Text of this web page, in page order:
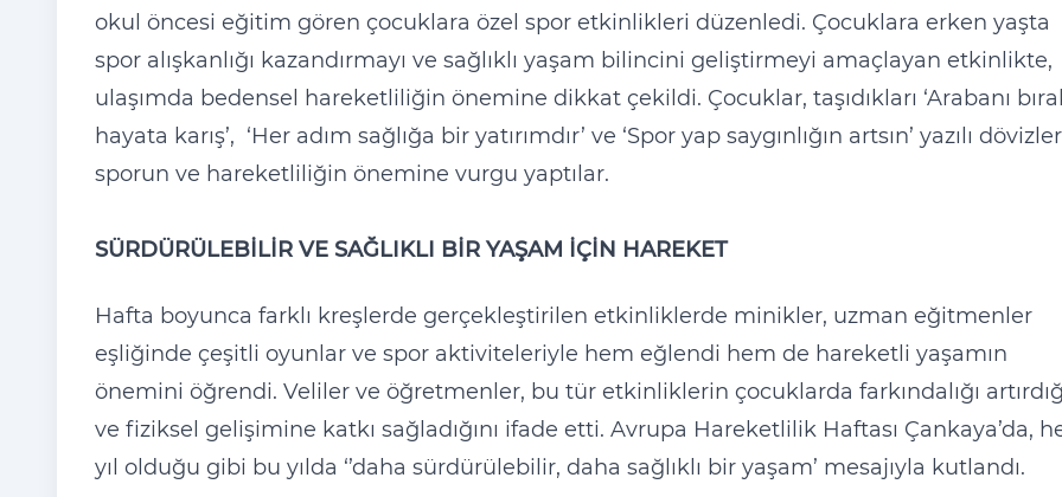
okul öncesi eğitim gören çocuklara özel spor etkinlikleri düzenledi. Çocuklara erken yaşta
spor alışkanlığı kazandırmayı ve sağlıklı yaşam bilincini geliştirmeyi amaçlayan etkinlikte,
ulaşımda bedensel hareketliliğin önemine dikkat çekildi. Çocuklar, taşıdıkları ‘Arabanı
hayata karış’, ‘Her adım sağlığa bir yatırımdır’ ve ‘Spor yap saygınlığın artsın’ yazılı
sporun ve hareketliliğin önemine vurgu yaptılar.
SÜRDÜRÜLEBİLİR VE SAĞLIKLI BİR YAŞAM İÇİN HAREKET
Hafta boyunca farklı kreşlerde gerçekleştirilen etkinliklerde minikler, uzman eğitmenler
eşliğinde çeşitli oyunlar ve spor aktiviteleriyle hem eğlendi hem de hareketli yaşamın
önemini öğrendi. Veliler ve öğretmenler, bu tür etkinliklerin çocuklarda farkındalığı
ve fiziksel gelişimine katkı sağladığını ifade etti. Avrupa Hareketlilik Haftası Çankaya’da,
yıl olduğu gibi bu yılda ‘’daha sürdürülebilir, daha sağlıklı bir yaşam’ mesajıyla kutlandı.